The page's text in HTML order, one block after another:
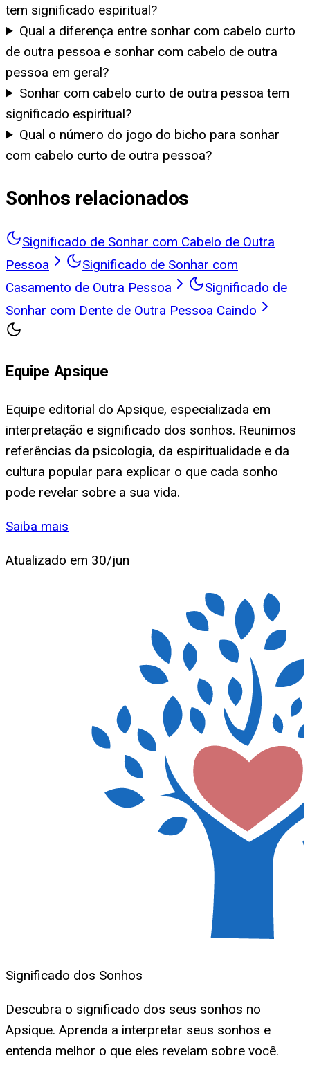
tem significado espiritual?
Qual a diferença entre sonhar com cabelo curto
de outra pessoa e sonhar com cabelo de outra
pessoa em geral?
Sonhar com cabelo curto de outra pessoa tem
significado espiritual?
Qual o número do jogo do bicho para sonhar
com cabelo curto de outra pessoa?
Sonhos relacionados
Significado de Sonhar com Cabelo de Outra
Pessoa
Significado de Sonhar com
Casamento de Outra Pessoa
Significado de
Sonhar com Dente de Outra Pessoa Caindo
Equipe Apsique
Equipe editorial do Apsique, especializada em
interpretação e significado dos sonhos. Reunimos
referências da psicologia, da espiritualidade e da
cultura popular para explicar o que cada sonho
pode revelar sobre a sua vida.
Saiba mais
Atualizado em 30/jun
Significado dos Sonhos
Descubra o significado dos seus sonhos no
Apsique. Aprenda a interpretar seus sonhos e
entenda melhor o que eles revelam sobre você.